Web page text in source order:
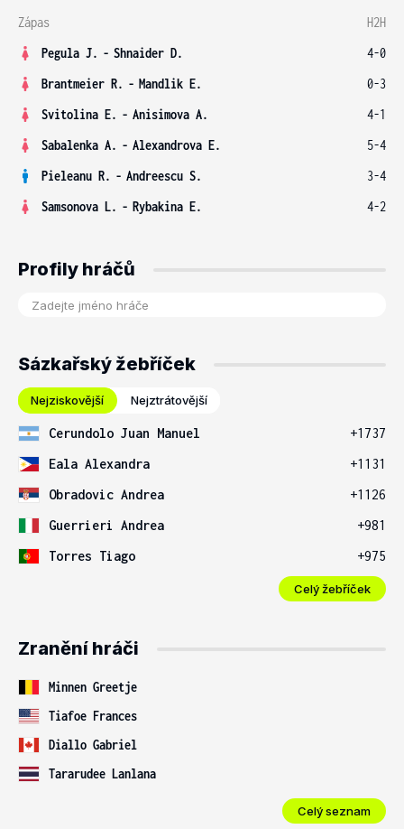
Zápas
H2H
Pegula J. - Shnaider D.
4-0
Brantmeier R. - Mandlik E.
0-3
Svitolina E. - Anisimova A.
4-1
Sabalenka A. - Alexandrova E.
5-4
Pieleanu R. - Andreescu S.
3-4
Samsonova L. - Rybakina E. 4-2
Profily hráčů
Sázkařský žebříček
Nejziskovější Nejztrátovější
Cerundolo Juan Manuel
+1737
Eala Alexandra
+1131
Obradovic Andrea
+1126
Guerrieri Andrea
+981
Torres Tiago
+975
Celý žebříček
Zranění hráči
Minnen Greetje
Tiafoe Frances
Diallo Gabriel
Tararudee Lanlana
Celý seznam